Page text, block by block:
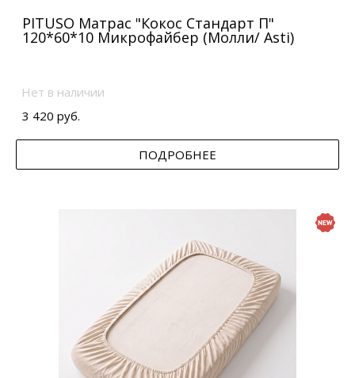
PITUSO Матрас "Кокос Стандарт П"
120*60*10 Микрофайбер (Молли/ Asti)
Нет в наличии
3 420 руб.
ПОДРОБНЕЕ